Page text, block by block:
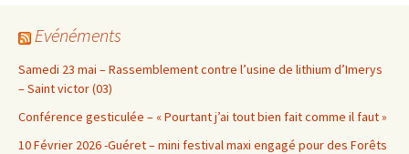
Evénéments
Samedi 23 mai – Rassemblement contre l’usine de lithium d’Imerys
– Saint victor (03)
Conférence gesticulée – « Pourtant j’ai tout bien fait comme il faut »
10 Février 2026 -Guéret – mini festival maxi engagé pour des Forêts